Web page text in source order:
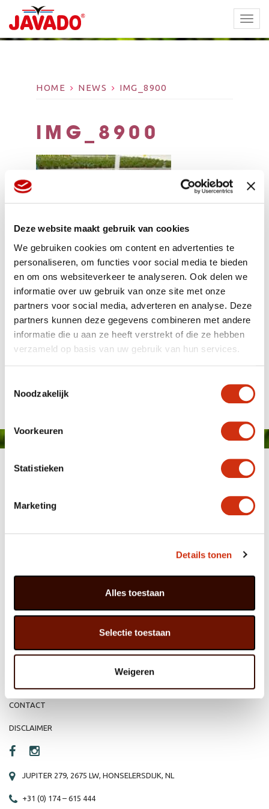
Deze website maakt gebruik van cookies
We gebruiken cookies om content en advertenties te
personaliseren, om functies voor social media te bieden
en om ons websiteverkeer te analyseren. Ook delen we
informatie over uw gebruik van onze site met onze
partners voor social media, adverteren en analyse. Deze
partners kunnen deze gegevens combineren met andere
informatie die u aan ze heeft verstrekt of die ze hebben
verzameld op basis van uw gebruik van hun services.
Noodzakelijk
Voorkeuren
Statistieken
Marketing
Details tonen
Alles toestaan
Selectie toestaan
Weigeren
HOME NEWS IMG_8900
IMG_8900
Schoneveld super serie cyclamen
GROUP
HOME
PRODUCTEN
WEBSHOP
NIEUWS
VACATURE
CONTACT
DISCLAIMER
JUPITER 279, 2675 LW, HONSELERSDIJK, NL
+31 (0) 174 – 615 444